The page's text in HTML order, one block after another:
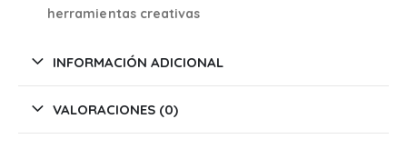
herramientas creativas
INFORMACIÓN ADICIONAL
VALORACIONES (0)